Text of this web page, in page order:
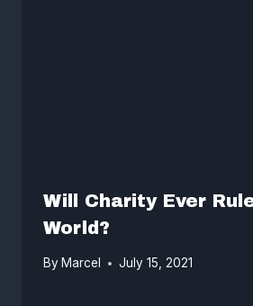
Will Charity Ever
World?
By Marcel July 15, 2021